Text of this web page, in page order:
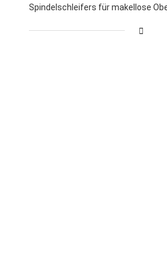
Spindelschleifers für makellose